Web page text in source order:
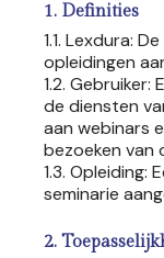
1. Definities
1.1. Lexdura:
opleidingen
1.2.
de diensten
aan webinars
bezoeken van
1.3. Opleiding:
seminarie
2.